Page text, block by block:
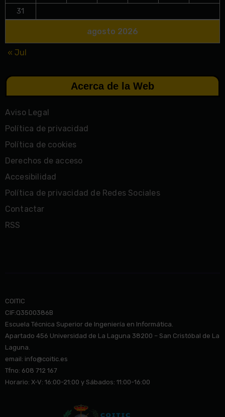
agosto 2026
31
« Jul
Acerca de la Web
Aviso Legal
Política de privacidad
Política de cookies
Derechos de acceso
Accesibilidad
Política de privacidad de Redes Sociales
Contactar
RSS
COITIC
CIF:Q3500386B
Escuela Técnica Superior de Ingeniería en Informática.
Apartado 456 Universidad de La Laguna 38200 – San Cristóbal de La
Laguna.
email: info@coitic.es
Tfno: 608 712 167
Horario: X-V: 16:00-21:00 y Sábados: 11:00-16:00